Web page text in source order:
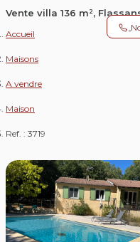
Locations
Expertise
L'agence
Contact
Vente villa 136 m²,
Accueil
Maisons
A vendre
Maison
Ref. : 3719